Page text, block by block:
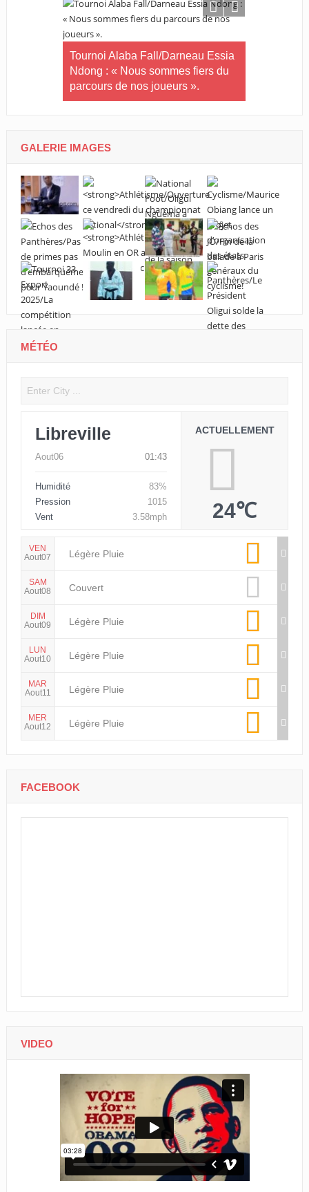
Tournoi Alaba Fall/Darneau Essia
Ndong : « Nous sommes fiers du
parcours de nos joueurs ».
GALERIE IMAGES
MÉTÉO
Libreville
Aout06 01:43
Humidité
83%
Pression
1015
Vent
3.58mph
ACTUELLEMENT
24℃
VEN
Aout07
Légère Pluie
SAM
Aout08
Couvert
DIM
Aout09
Légère Pluie
LUN
Aout10
Légère Pluie
MAR
Aout11
Légère Pluie
MER
Aout12
Légère Pluie
FACEBOOK
VIDEO